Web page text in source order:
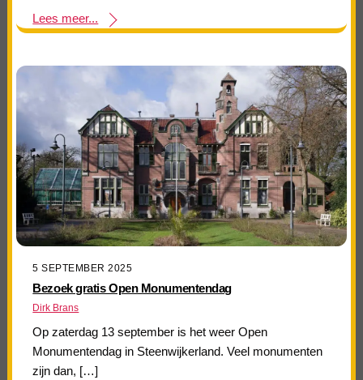
Lees meer...
5 SEPTEMBER 2025
Bezoek gratis Open Monumentendag
Dirk Brans
Op zaterdag 13 september is het weer Open
Monumentendag in Steenwijkerland. Veel monumenten
zijn dan, […]